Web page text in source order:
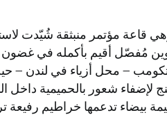
قاعة مؤتمر منبثقة شُيّدت
– محل أزياء في لندن –
لإضفاء شعور بالحميمية داخل
تدعمها خراطيم رفيعة